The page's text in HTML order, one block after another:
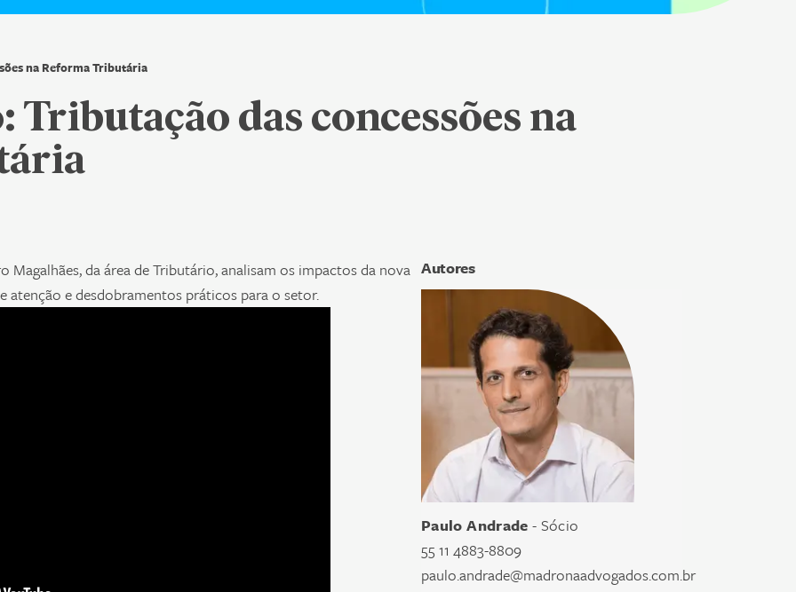
na Reforma Tributária
das concessões na
Autores
Paulo Andrade - Sócio
55 11 4883-8809
paulo.andrade@madronaadvogados.com.br
da área de Tributário, analisam os impactos da nova
atenção e desdobramentos práticos para o setor.